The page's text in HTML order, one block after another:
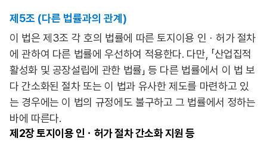
제5조 (다른 법률과의 관계)
이 법은 제3조 각 호의 법률에 따른 토지이용 인ㆍ허가 절차
에 관하여 다른 법률에 우선하여 적용한다. 다만, 「산업집적
활성화 및 공장설립에 관한 법률」 등 다른 법률에서 이 법 보
다 간소화된 절차 또는 이 법과 유사한 제도를 마련하고 있
는 경우에는 이 법의 규정에도 불구하고 그 법률에서 정하는
바에 따른다.
제2장토지이용 인ㆍ허가 절차 간소화 지원 등